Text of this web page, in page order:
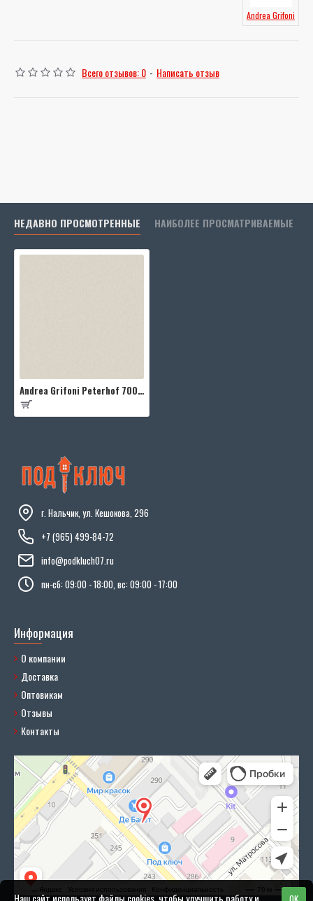
Andrea Grifoni
Всего отзывов: 0 - Написать отзыв
НЕДАВНО ПРОСМОТРЕННЫЕ НАИБОЛЕЕ ПРОСМАТРИВАЕМЫЕ
Andrea Grifoni Peterhof 7008-2
г. Нальчик, ул. Кешокова, 296
+7 (965) 499-84-72
info@podkluch07.ru
пн-сб: 09:00 - 18:00, вс: 09:00 - 17:00
Информация
О компании
Доставка
Оптовикам
Отзывы
Контакты
Наш сайт использует файлы cookies, чтобы улучшить работу и